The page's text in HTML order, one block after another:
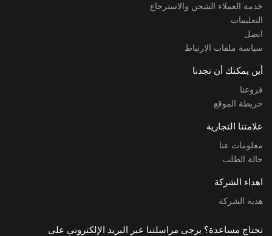
خدمة العملاء الشحن والاسترجاع
التعليمات
اتصل
سياسة ملفات الارتباط
أين يمكنك أن تجدنا
فروعنا
خريطة الموقع
علامتنا التجارية
معلومات عنا
حالة الطلب
اهداء الشركة
هدية الشركة
تحتاج مساعدة؟ يرجى مراسلتنا عبر البريد الإلكتروني على